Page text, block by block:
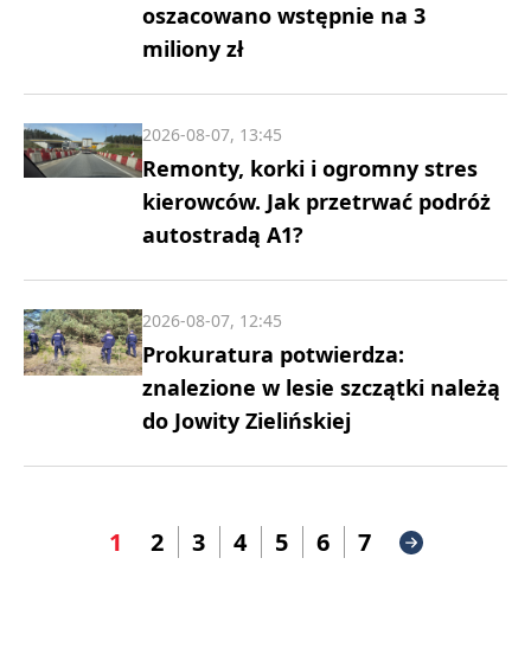
oszacowano wstępnie na 3
miliony zł
Remonty, korki i ogromny stres
kierowców. Jak przetrwać podróż
autostradą A1?
2026-08-07, 13:45
Prokuratura potwierdza:
znalezione w lesie szczątki należą
do Jowity Zielińskiej
2026-08-07, 12:45
1 2 3 4 5 6 7